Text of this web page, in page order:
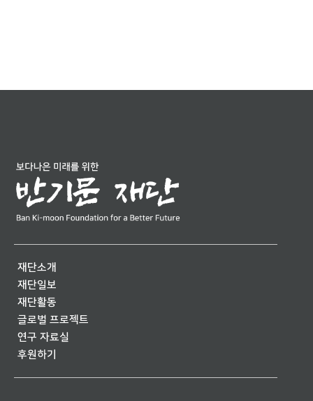
재단소개
재단일보
재단활동
글로벌 프로젝트
연구 자료실
후원하기